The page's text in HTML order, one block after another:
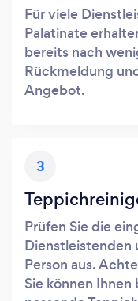
Für viele
Palatinate
bereits nach
Rückmeldung
Angebot.
3
Prüfen Sie die
Dienstleistenden
Person aus.
Sie können